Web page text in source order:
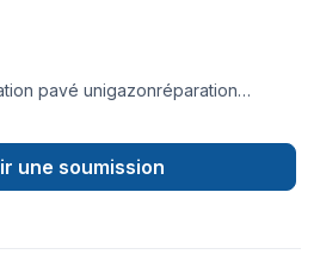
du client et offre une gamme
compter sur nous pour des
pavé unigazonréparation
une soumission